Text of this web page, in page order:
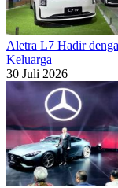
Aletra L7 Hadir
Keluarga
30 Juli 2026